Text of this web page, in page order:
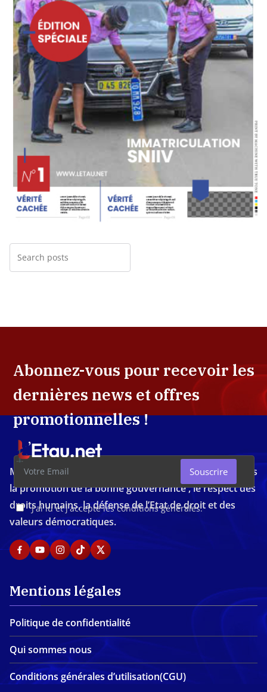
Abonnez-vous pour recevoir les
dernières news et offres
promotionnelles !
J'ai lu et j'accepte les conditions générales.
Souscrire
Média d'investigation ivoirien résolument engagé dans
la promotion de la bonne gouvernance , le respect des
droits humains, la défense de l’Etat de droit et des
valeurs démocratiques.
Mentions légales
Politique de confidentialité
Qui sommes nous
Conditions générales d’utilisation(CGU)